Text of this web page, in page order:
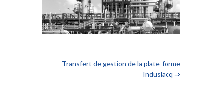
Transfert de gestion de la plate-forme
Induslacq ⇒